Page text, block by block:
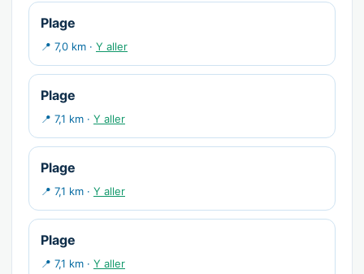
Plage
📍 7,0 km · Y aller
Plage
📍 7,1 km · Y aller
Plage
📍 7,1 km · Y aller
Plage
📍 7,1 km · Y aller